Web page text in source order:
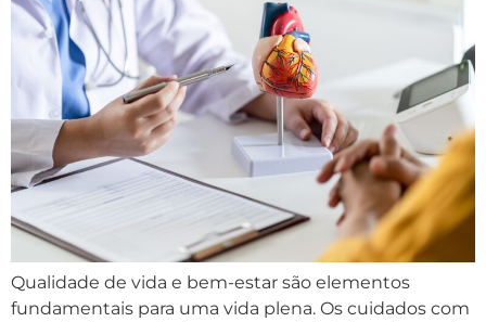
Qualidade de vida e bem-estar são elementos
fundamentais para uma vida plena. Os cuidados com